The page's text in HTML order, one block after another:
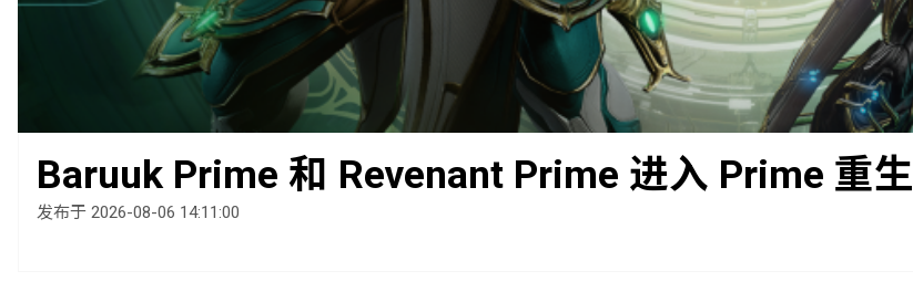
Baruuk Prime 和 Revenant Prime 进入 Prime 重生
发布于 2026-08-06 14:11:00